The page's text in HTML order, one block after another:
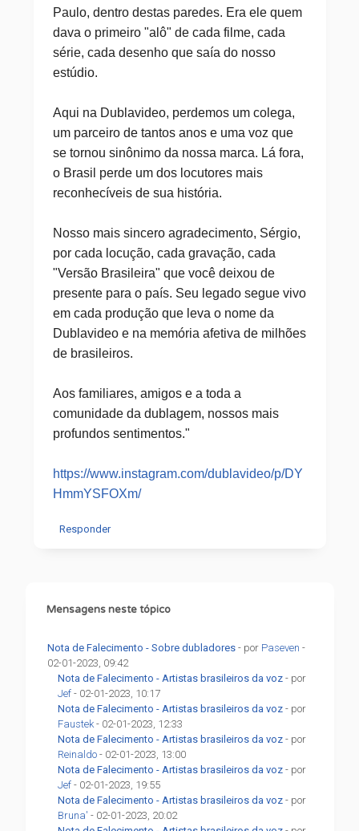
Paulo, dentro destas paredes. Era ele quem
dava o primeiro "alô" de cada filme, cada
série, cada desenho que saía do nosso
estúdio.
Aqui na Dublavideo, perdemos um colega,
um parceiro de tantos anos e uma voz que
se tornou sinônimo da nossa marca. Lá fora,
o Brasil perde um dos locutores mais
reconhecíveis de sua história.
Nosso mais sincero agradecimento, Sérgio,
por cada locução, cada gravação, cada
"Versão Brasileira" que você deixou de
presente para o país. Seu legado segue vivo
em cada produção que leva o nome da
Dublavideo e na memória afetiva de milhões
de brasileiros.
Aos familiares, amigos e a toda a
comunidade da dublagem, nossos mais
profundos sentimentos."
https://www.instagram.com/dublavideo/p/DY
HmmYSFOXm/
Responder
Mensagens neste tópico
Nota de Falecimento - Sobre dubladores - por Paseven -
02-01-2023, 09:42
Nota de Falecimento - Artistas brasileiros da voz - por
Jef - 02-01-2023, 10:17
Nota de Falecimento - Artistas brasileiros da voz - por
Faustek- 02-01-2023, 12:33
Nota de Falecimento - Artistas brasileiros da voz - por
Reinaldo - 02-01-2023, 13:00
Nota de Falecimento - Artistas brasileiros da voz - por
Jef - 02-01-2023, 19:55
Nota de Falecimento - Artistas brasileiros da voz - por
Bruna' - 02-01-2023, 20:02